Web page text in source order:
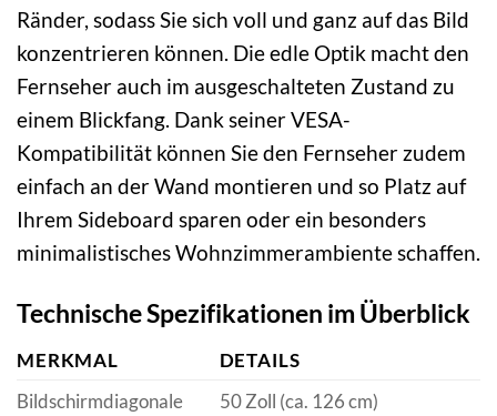
Ränder, sodass Sie sich voll und ganz auf das Bild
konzentrieren können. Die edle Optik macht den
Fernseher auch im ausgeschalteten Zustand zu
einem Blickfang. Dank seiner VESA-
Kompatibilität können Sie den Fernseher zudem
einfach an der Wand montieren und so Platz auf
Ihrem Sideboard sparen oder ein besonders
minimalistisches Wohnzimmerambiente schaffen.
Technische Spezifikationen im Überblick
MERKMAL
DETAILS
Bildschirmdiagonale
50 Zoll (ca. 126 cm)